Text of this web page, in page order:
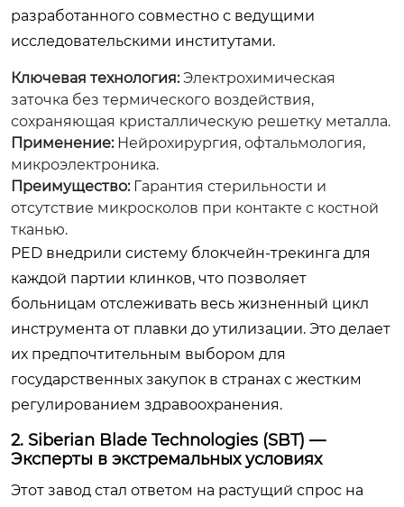
разработанного совместно с ведущими
исследовательскими институтами.
Ключевая технология:Электрохимическая
заточка без термического воздействия,
сохраняющая кристаллическую решетку металла.
Применение:Нейрохирургия, офтальмология,
микроэлектроника.
Преимущество:Гарантия стерильности и
отсутствие микросколов при контакте с костной
тканью.
PED внедрили систему блокчейн-трекинга для
каждой партии клинков, что позволяет
больницам отслеживать весь жизненный цикл
инструмента от плавки до утилизации. Это делает
их предпочтительным выбором для
государственных закупок в странах с жестким
регулированием здравоохранения.
2. Siberian Blade Technologies (SBT) —
Эксперты в экстремальных условиях
Этот завод стал ответом на растущий спрос на